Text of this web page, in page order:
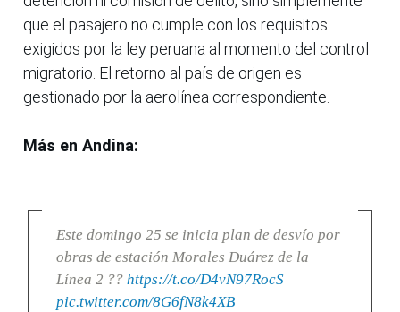
que el pasajero no cumple con los requisitos
exigidos por la ley peruana al momento del control
migratorio. El retorno al país de origen es
gestionado por la aerolínea correspondiente.
Más en Andina:
Este domingo 25 se inicia plan de desvío por
obras de estación Morales Duárez de la
Línea 2 ?? https://t.co/D4vN97RocS
pic.twitter.com/8G6fN8k4XB